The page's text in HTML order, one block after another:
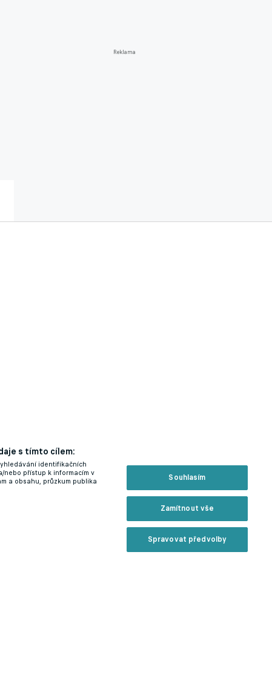
Reklama
s tímto cílem:
identifikačních
nebo přístup k informacím v
a obsahu, průzkum publika
Souhlasím
Zamítnout vše
Spravovat předvolby